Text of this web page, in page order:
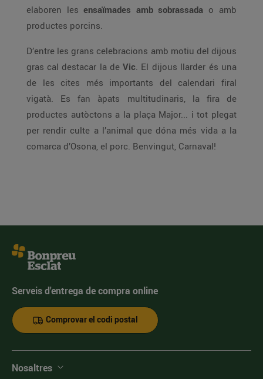
elaboren les ensaïmades amb sobrassada o amb
productes porcins.
D’entre les grans celebracions amb motiu del dijous
gras cal destacar la de Vic. El dijous llarder és una
de les cites més importants del calendari firal
vigatà. Es fan àpats multitudinaris, la fira de
productes autòctons a la plaça Major... i tot plegat
per rendir culte a l’animal que dóna més vida a la
comarca d’Osona, el porc. Benvingut, Carnaval!
Serveis d'entrega de compra online
Comprovar el codi postal
Nosaltres